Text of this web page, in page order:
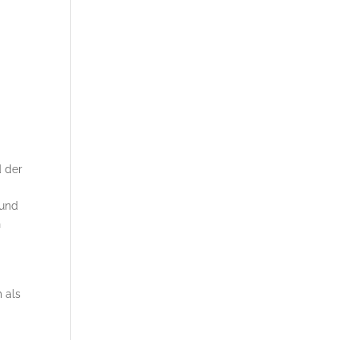
der
als